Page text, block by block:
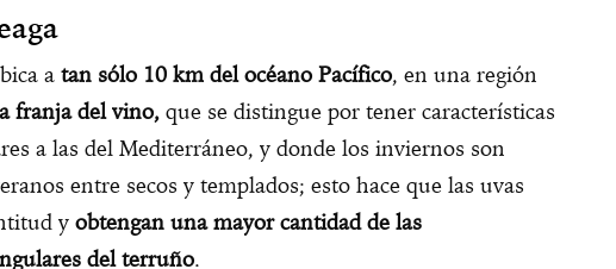
a tan sólo 10 km del océano Pacífico, en una región
franja del vino, que se distingue por tener características
a las del Mediterráneo, y donde los inviernos son
entre secos y templados; esto hace que las uvas
y obtengan una mayor cantidad de las
del terruño.